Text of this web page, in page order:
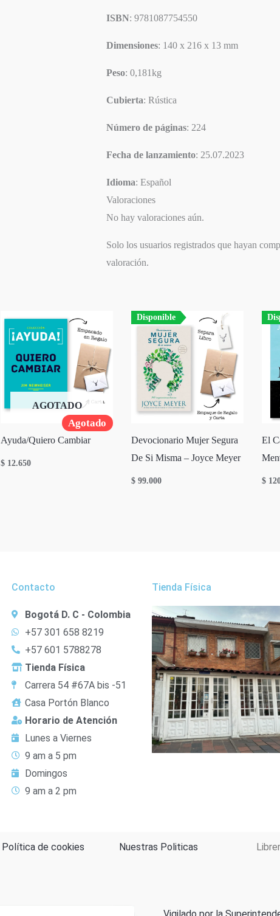
ISBN: 9781087754550
Dimensiones: 140 x 216 x 13 mm
Peso: 0,181kg
Cubierta: Rústica
Número de páginas: 224
Fecha de lanzamiento: 25.07.2023
Idioma: Español
Valoraciones
No hay valoraciones aún.
Solo los usuarios registrados que hayan
valoración.
Agotado
AGOTADO
Ayuda/Quiero Cambiar
$ 12.650
Disponible
Devocionario Mujer Segura
De Si Misma – Joyce Meyer
$ 99.000
El
$
Contacto
Bogotá D. C - Colombia
+57 301 658 8219
+57 601 5788278
Tienda Física
Carrera 54 #67A bis -51
Casa Portón Blanco
Horario de Atención
Lunes a Viernes
9 am a 5 pm
Domingos
9 am a 2 pm
Tienda Física
Política de cookies Nuestras Politicas
Vigilado por la